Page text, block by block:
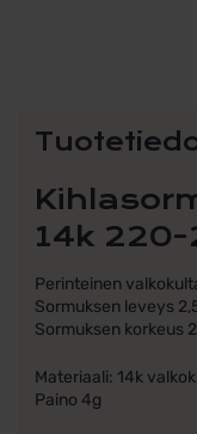
14k 220-
Perinteinen
Sormuksen leveys
Sormuksen korkeus
Materiaali: 14k
Paino 4g